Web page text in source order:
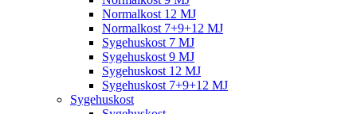
Normalkost 12 MJ
Normalkost 7+9+12 MJ
Sygehuskost 7 MJ
Sygehuskost 9 MJ
Sygehuskost 12 MJ
Sygehuskost 7+9+12 MJ
Sygehuskost